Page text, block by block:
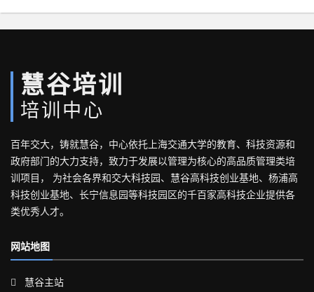
慧谷培训
培训中心
百年交大，铸就慧谷，中心依托上海交通大学的教育、科技资源和
政府部门的大力支持，致力于发展以管理为核心的高品质管理类培
训项目， 为社会各界和交大科技园、慧谷高科技创业基地、杨浦高
科技创业基地、长宁信息园等科技园区的千百家高科技企业提供各
类优秀人才。
网站地图
慧谷主站